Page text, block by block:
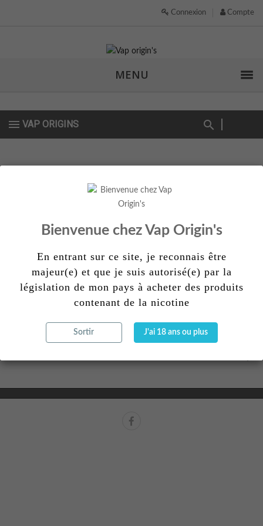
Compte
Connexion
MENU
VAP ORIGINS
Actuellement indisponible
Bientôt disponible
CONTACTEZ-NOUS
Bienvenue chez Vap Origin's
En entrant sur ce site, je reconnais être
majeur(e) et que je suis autorisé(e) par la
législation de mon pays à acheter des produits
contenant de la nicotine
Sortir J'ai 18 ans ou plus